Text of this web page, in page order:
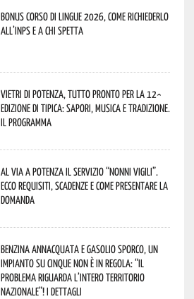
Bonus corso di lingue 2026, come richiederlo
all’INPS e a chi spetta
Vietri di Potenza, tutto pronto per la 12^
Edizione di Tipica: sapori, musica e tradizione.
Il programma
Al via a Potenza il servizio “Nonni Vigili”.
Ecco requisiti, scadenze e come presentare la
domanda
Benzina annacquata e gasolio sporco, un
impianto su cinque non è in regola: “il
problema riguarda l’intero territorio
Nazionale”! I dettagli